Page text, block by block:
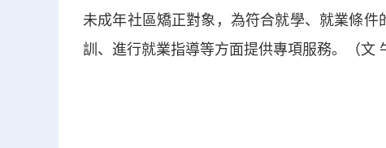
未成年社區矯正對象，為符合就學、就業條
訓、進行就業指導等方面提供專項服務。（文